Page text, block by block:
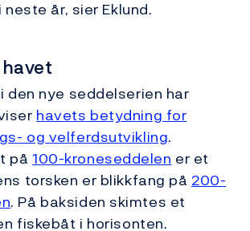
år, sier Eklund.
den nye seddelserien har
havets betydning for
og velferdsutvikling.
på 100-kroneseddelen er et
torsken er blikkfang på 200-
. På baksiden skimtes et
fiskebåt i horisonten.